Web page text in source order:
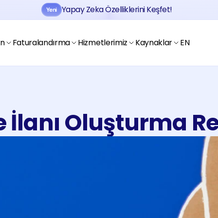
İlanı Oluşturma
Yeni Yapay Zeka Özelliklerini Keşfet!
Faturalandırma Hizmetlerimiz Kaynaklar EN
Kaydol